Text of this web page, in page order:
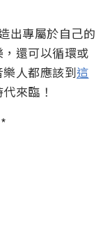
出專屬於自己的
還可以循環或
人都應該到這
來臨！